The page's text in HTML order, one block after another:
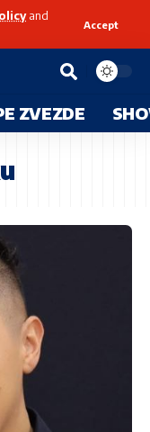
and
Accept
ZVEZDE